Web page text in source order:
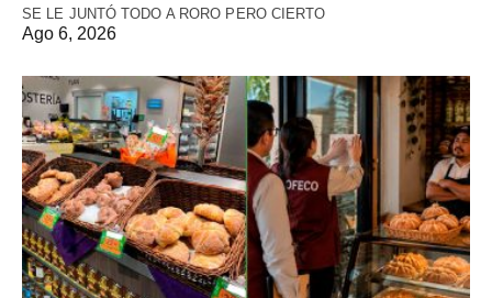
SE LE JUNTÓ TODO A RORO PERO CIERTO
Ago 6, 2026